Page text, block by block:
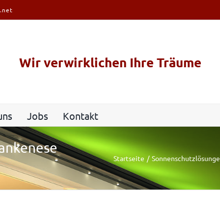
Wir verwirklichen Ihre Träume
Jobs Kontakt
Startseite